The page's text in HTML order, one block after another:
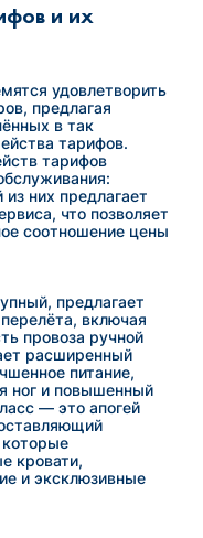
и их
удовлетворить
предлагая
в так
тарифов.
тарифов
них предлагает
что позволяет
соотношение цены
предлагает
включая
провоза ручной
расширенный
питание,
ног и повышенный
— это апогей
кровати,
и эксклюзивные